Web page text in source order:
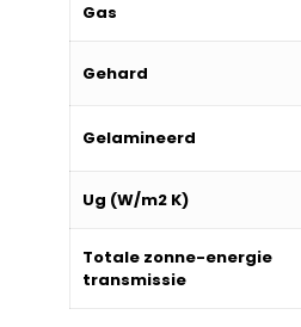
Gas
Gehard
Gelamineerd
Ug (W/m2 K)
Totale zonne-energie
transmissie